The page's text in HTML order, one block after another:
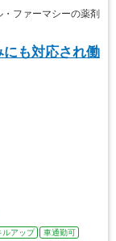
ファーマシーの薬剤
にも対応され働
ルアップ
車通勤可